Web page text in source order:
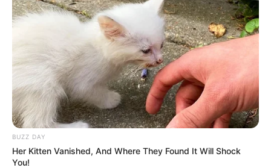
BUZZ DAY
Her Kitten Vanished, And Where They Found It Will Shock
You!